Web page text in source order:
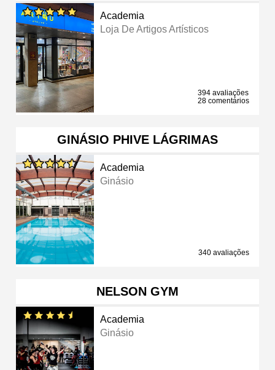
Academia
Loja De Artigos Artísticos
394 avaliações
28 comentários
GINÁSIO PHIVE LÁGRIMAS
Academia
Ginásio
340 avaliações
NELSON GYM
Academia
Ginásio